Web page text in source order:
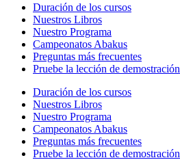
Duración de los cursos
Nuestros Libros
Nuestro Programa
Campeonatos Abakus
Preguntas más frecuentes
Pruebe la lección de demostración
Duración de los cursos
Nuestros Libros
Nuestro Programa
Campeonatos Abakus
Preguntas más frecuentes
Pruebe la lección de demostración